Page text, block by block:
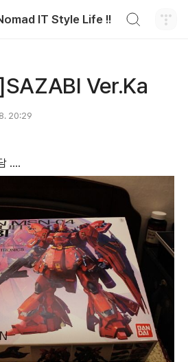
IT Style Life !!
Ver.Ka
20:29
....